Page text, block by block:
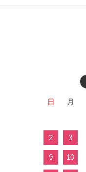
日 月
2 3
9 10